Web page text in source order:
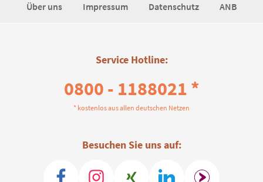
Über uns Impressum Datenschutz ANB
Service Hotline:
0800 - 1188021 *
* kostenlos aus allen deutschen Netzen
Besuchen Sie uns auf: